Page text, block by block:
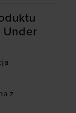
Under
z